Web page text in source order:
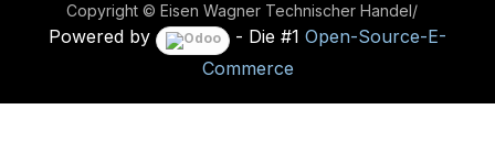
Copyright © Eisen Wagner Technischer Handel/
Powered by - Die #1Open-Source-E-
Commerce